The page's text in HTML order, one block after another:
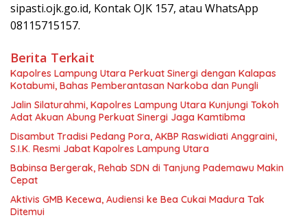
sipasti.ojk.go.id, Kontak OJK 157, atau WhatsApp
08115715157.
Berita Terkait
Kapolres Lampung Utara Perkuat Sinergi dengan Kalapas
Kotabumi, Bahas Pemberantasan Narkoba dan Pungli
Jalin Silaturahmi, Kapolres Lampung Utara Kunjungi Tokoh
Adat Akuan Abung Perkuat Sinergi Jaga Kamtibma
Disambut Tradisi Pedang Pora, AKBP Raswidiati Anggraini,
S.I.K. Resmi Jabat Kapolres Lampung Utara
Babinsa Bergerak, Rehab SDN di Tanjung Pademawu Makin
Cepat
Aktivis GMB Kecewa, Audiensi ke Bea Cukai Madura Tak
Ditemui